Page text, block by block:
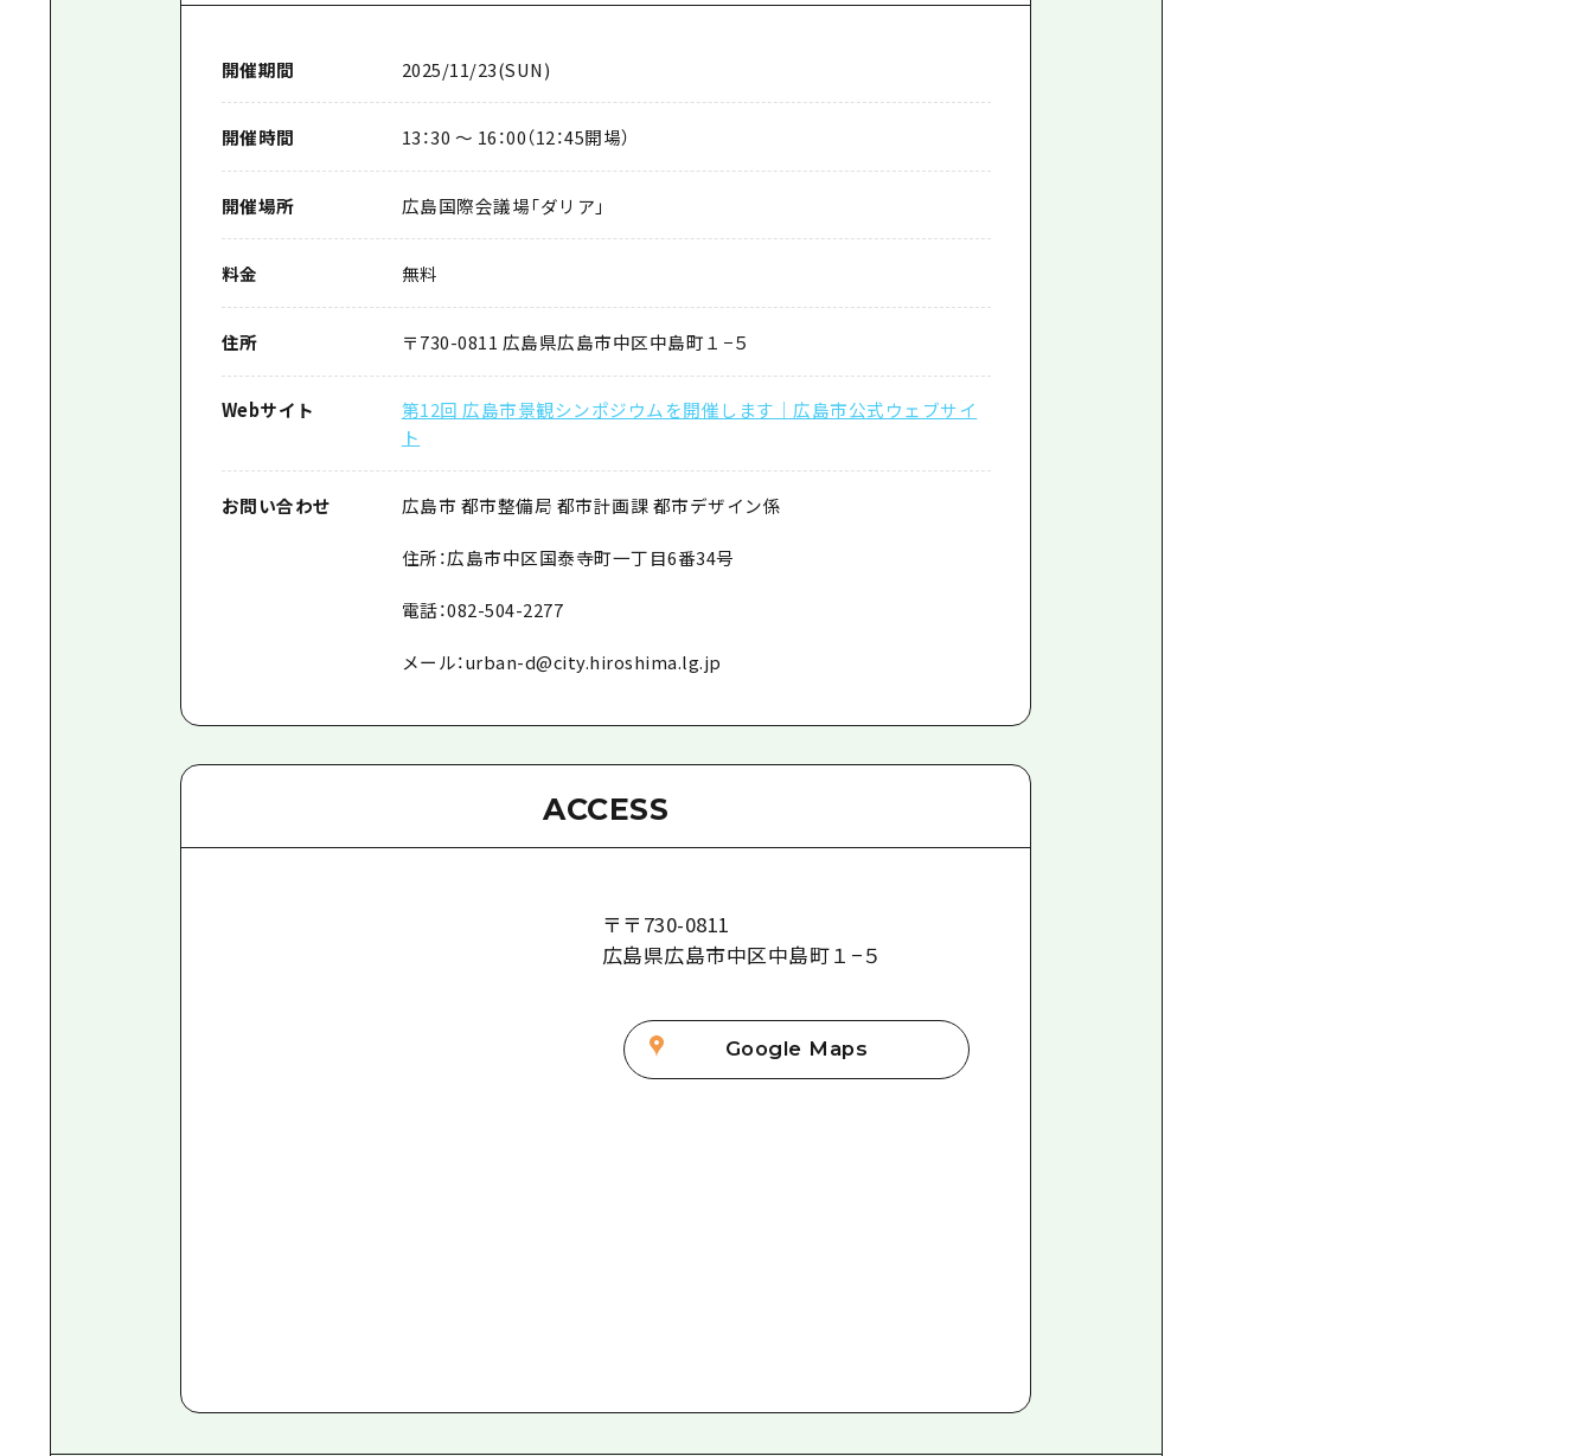
開催期間 2025/11/23(SUN)
開催時間 13：30 ～ 16：00（12：45開場）
開催場所 広島国際会議場「ダリア」
料金 無料
住所 〒730-0811 広島県広島市中区中島町１−５
Webサイト
第12回 広島市景観シンポジウムを開催します｜広島市公式ウェブサイ
ト
お問い合わせ 広島市 都市整備局 都市計画課 都市デザイン係
住所：広島市中区国泰寺町一丁目6番34号
電話：082-504-2277
メール：urban-d@city.hiroshima.lg.jp
ACCESS
〒 〒730-0811
広島県広島市中区中島町１−５
Google Maps